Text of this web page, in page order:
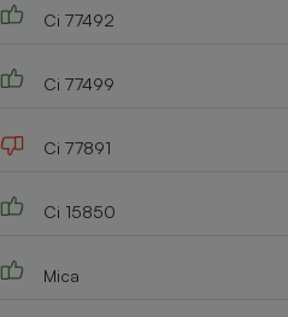
Ci 77492
Ci 77499
Ci 77891
Ci 15850
Mica